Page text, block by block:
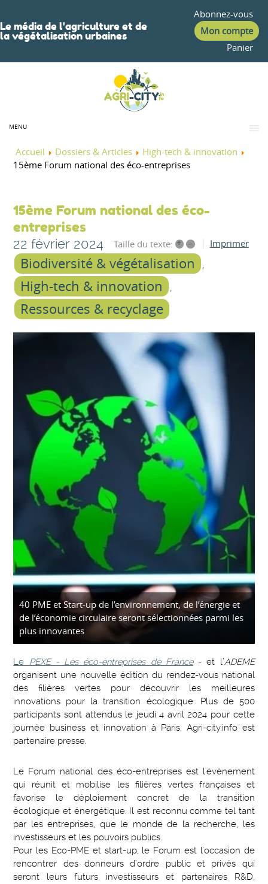
Le média de l'agriculture et de
la végétalisation urbaines
Abonnez-vous
Mon compte
Panier
MENU
Accueil Dossiers & Articles
High-tech & innovation
15ème Forum national des éco-entreprises
15ème Forum national des éco-
entreprises
22 février 2024 Taille du texte: + – Imprimer
Biodiversité & végétalisation
High-tech & innovation
Ressources & recyclage
40 PME et Start-up de l’environnement, de l’énergie et
de l’économie circulaire seront sélectionnées parmi les
plus innovantes
Le PEXE - Les éco-entreprises de France- et l’ADEME
organisent une nouvelle édition du rendez-vous national
des filières vertes pour découvrir les meilleures
innovations pour la transition écologique. Plus de 500
participants sont attendus le jeudi 4 avril 2024 pour cette
journée business et innovation à Paris. Agri-city.info est
partenaire presse.
Le Forum national des éco-entreprises est l'évènement
qui réunit et mobilise les filières vertes françaises et
favorise le déploiement concret de la transition
écologique et énergétique. Il est reconnu comme tel tant
par les entreprises, que le monde de la recherche, les
investisseurs et les pouvoirs publics.
Pour les Eco-PME et start-up, le Forum est l'occasion de
rencontrer des donneurs d’ordre public et privés qui
seront leurs futurs investisseurs et partenaires R&D,